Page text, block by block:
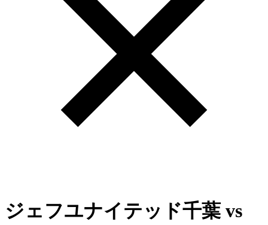
ジェフユナイテッド千葉 vs